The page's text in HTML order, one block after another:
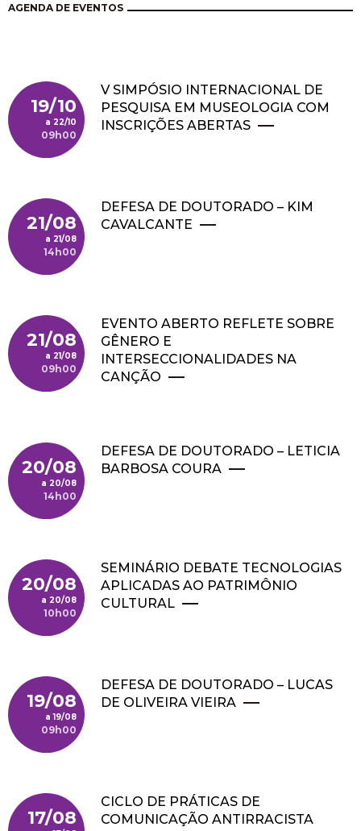
AGENDA DE EVENTOS
19/10
22/10
09h00
V SIMPÓSIO INTERNACIONAL DE
PESQUISA EM MUSEOLOGIA COM
INSCRIÇÕES ABERTAS
21/08
21/08
14h00
DEFESA DE DOUTORADO – KIM
CAVALCANTE
21/08
21/08
09h00
EVENTO ABERTO REFLETE SOBRE
GÊNERO E
INTERSECCIONALIDADES NA
CANÇÃO
20/08
20/08
14h00
DEFESA DE DOUTORADO – LETICIA
BARBOSA COURA
20/08
20/08
10h00
SEMINÁRIO DEBATE TECNOLOGIAS
APLICADAS AO PATRIMÔNIO
CULTURAL
19/08
19/08
09h00
DEFESA DE DOUTORADO – LUCAS
DE OLIVEIRA VIEIRA
17/08
CICLO DE PRÁTICAS DE
COMUNICAÇÃO ANTIRRACISTA